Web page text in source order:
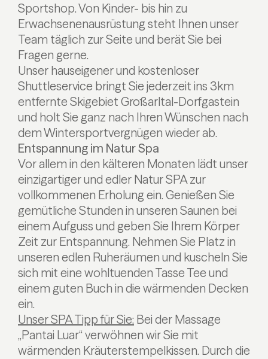
Sportshop. Von Kinder- bis hin zu
Erwachsenenausrüstung steht Ihnen unser
Team täglich zur Seite und berät Sie bei
Fragen gerne.
Unser hauseigener und kostenloser
Shuttleservice bringt Sie jederzeit ins 3km
entfernte Skigebiet Großarltal-Dorfgastein
und holt Sie ganz nach Ihren Wünschen nach
dem Wintersportvergnügen wieder ab.
Entspannung im Natur Spa
Vor allem in den kälteren Monaten lädt unser
einzigartiger und edler Natur SPA zur
vollkommenen Erholung ein. Genießen Sie
gemütliche Stunden in unseren Saunen bei
einem Aufguss und geben Sie Ihrem Körper
Zeit zur Entspannung. Nehmen Sie Platz in
unseren edlen Ruheräumen und kuscheln Sie
sich mit eine wohltuenden Tasse Tee und
einem guten Buch in die wärmenden Decken
ein.
Unser SPA Tipp für Sie: Bei der Massage
„Pantai Luar“ verwöhnen wir Sie mit
wärmenden Kräuterstempelkissen. Durch die